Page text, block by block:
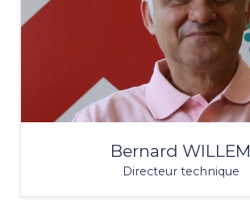
Bernard WILLEM
Directeur technique